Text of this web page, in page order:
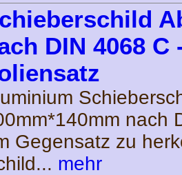
DIN 4068 C
nach
Gegensatz zu
mehr